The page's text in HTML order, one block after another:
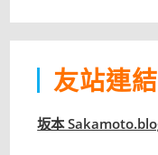
友站連結
坂本